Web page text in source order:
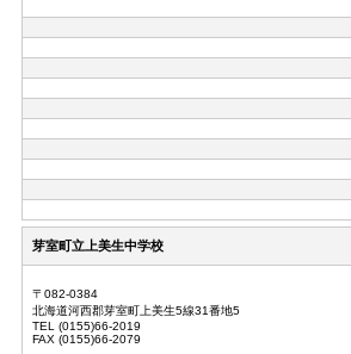
芽室町立上美生中学校
〒082-0384
北海道河西郡芽室町上美生5線31番地5
TEL (0155)66-2019
FAX (0155)66-2079